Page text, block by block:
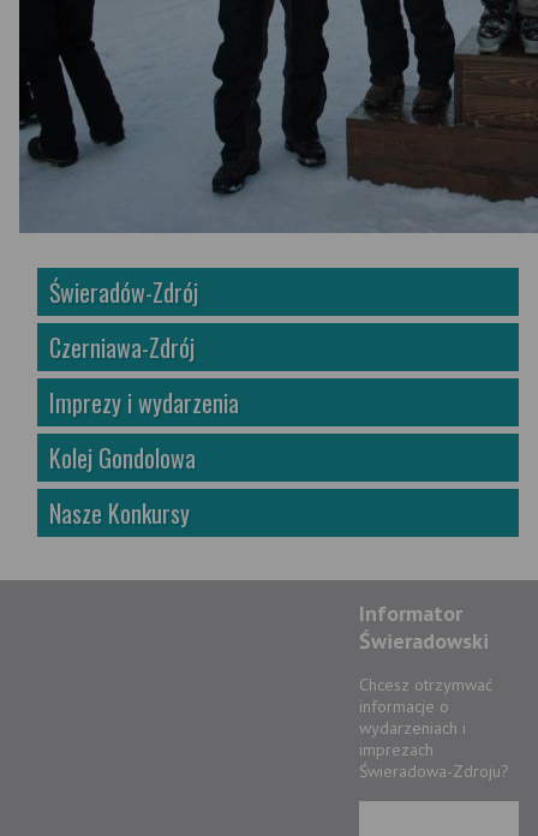
Świeradów-Zdrój
Czerniawa-Zdrój
Imprezy i wydarzenia
Kolej Gondolowa
Nasze Konkursy
Informator
Świeradowski
Chcesz otrzymwać
informacje o
wydarzeniach i
imprezach
Świeradowa-Zdroju?